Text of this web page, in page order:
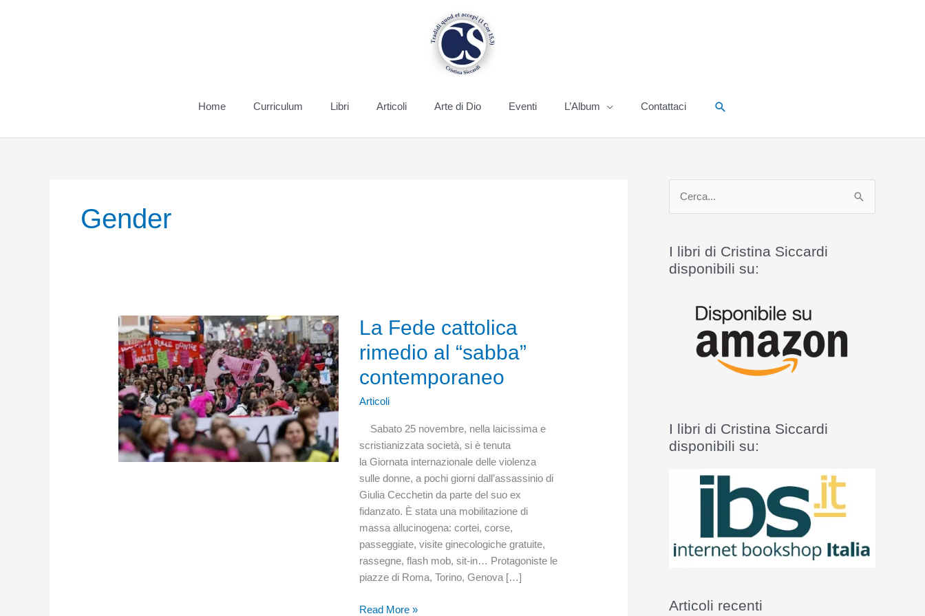
Home Curriculum Libri Articoli Arte di Dio Eventi L’Album Contattaci Cerca
Gender
La Fede cattolica
rimedio al “sabba”
contemporaneo
Articoli
Sabato 25 novembre, nella laicissima e
scristianizzata società, si è tenuta
la Giornata internazionale delle violenza
sulle donne, a pochi giorni dall’assassinio di
Giulia Cecchetin da parte del suo ex
fidanzato. È stata una mobilitazione di
massa allucinogena: cortei, corse,
passeggiate, visite ginecologiche gratuite,
rassegne, flash mob, sit-in… Protagoniste le
piazze di Roma, Torino, Genova […]
La
Read More »
c
a
I libri di Cristina Siccardi
disponibili su:
I libri di Cristina Siccardi
disponibili su:
Articoli recenti